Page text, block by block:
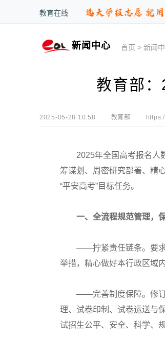
教育在线
新闻中心 首页 >新闻
教育部
2025-05-28 10:58 教育部
2025年全国高考报名人数
筹谋划、周密研究部署、精
“平安高考”目标任务。
一、全流程规范管理，
——拧紧责任链条。要求各
举措，精心做好本行政区域
——完善制度保障。修订考
理、试卷印制、试卷运送与
试招生公平、安全、科学、规